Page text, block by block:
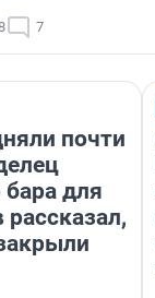
7
почти
для